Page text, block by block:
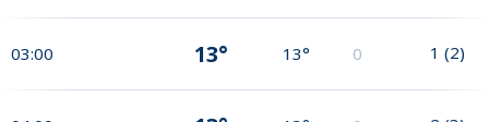
03:00 13° 13° 0 1 (2)